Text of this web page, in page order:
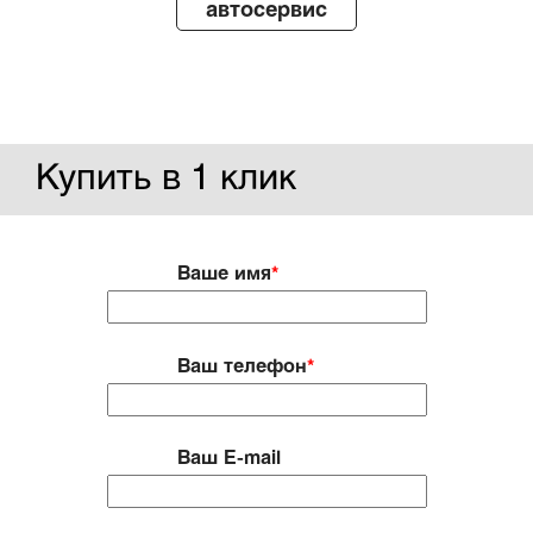
автосервис
Купить в 1 клик
Ваше имя*
Ваш телефон*
Ваш E-mail